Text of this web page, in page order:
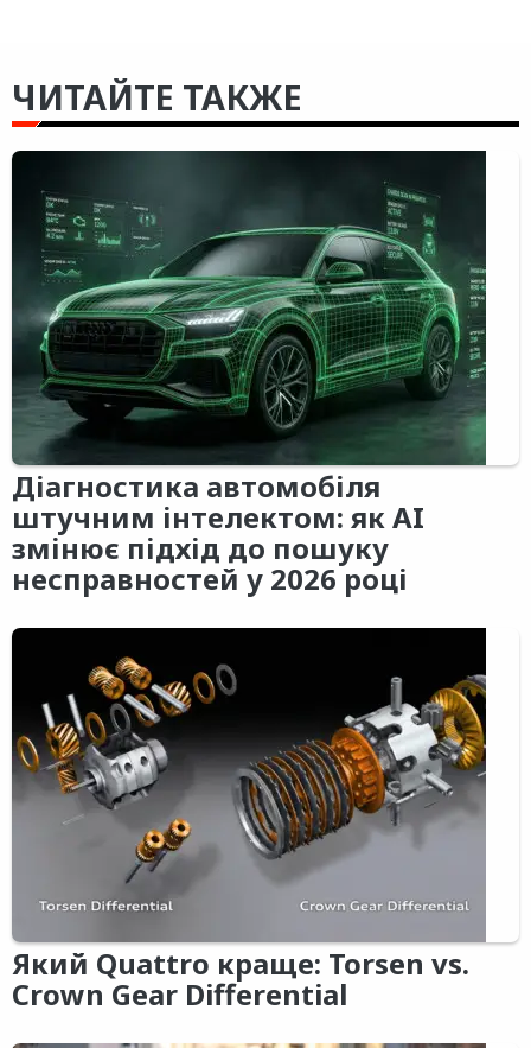
ЧИТАЙТЕ ТАКЖЕ
Діагностика автомобіля
штучним інтелектом: як AI
змінює підхід до пошуку
несправностей у 2026 році
Який Quattro краще: Torsen vs.
Crown Gear Differential